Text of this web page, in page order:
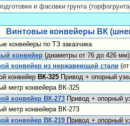
и фасовки грунта
Винтовые конвейеры ВК
конвейеры по ТЗ заказчика
конвейер (диаметры от 76 до 426 мм)
конвейер из нержавеющей стали
конвейер ВК-325 Привод + опорный
метр конвейера ВК-325
конвейер ВК-273 Привод + опорный
метр конвейера ВК-273
конвейер ВК-219 Привод + опорный